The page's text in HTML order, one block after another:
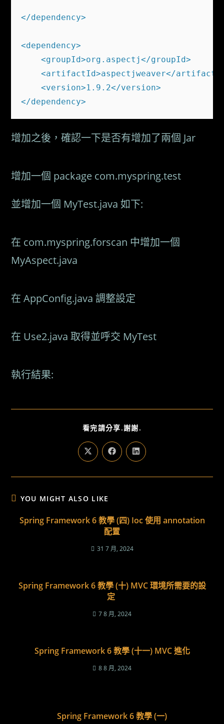
</dependency>
<dependency>
    <groupId>org.aspectj</groupId>
<artifactId>aspectjweaver</
    <version>1.9.2</version>
增加之後，確認一下是否有增加了兩個 Jar
增加一個 package com.myspring.test
並增加一個 MyTest.java 如下:
在 com.myspring.forscan 中增加一個
MyAspect.java
在 AppConfig.java 調整設定
在 Use2.java 取得並呼交 MyTest
執行結果:
看完請分享.謝謝.
CONTENT
Opens
in
new
Opens
in
new
Opens
in
new
YOU MIGHT ALSO LIKE
Spring Framework 6 教學 (四) Ioc 使用 annotation
配置
31 7 月, 2024
Spring Framework 6 教學 (十) MVC 環境所需要的設
定
7 8 月, 2024
Spring Framework 6 教學 (十一) MVC 進化
8 8 月, 2024
Spring Framework 6 教學 (一)